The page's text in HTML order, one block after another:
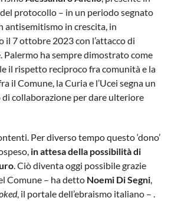
protocollo – in un periodo segnato
antisemitismo in crescita, in
il 7 ottobre 2023 con l’attacco di
Palermo ha sempre dimostrato come
il rispetto reciproco fra comunità e la
il Comune, la Curia e l’Ucei segna un
collaborazione per dare ulteriore
Per diverso tempo questo ‘dono’
in attesa della possibilità di
. Ciò diventa oggi possibile grazie
Comune – ha detto Noemi Di Segni,
, il portale dell’ebraismo italiano – .